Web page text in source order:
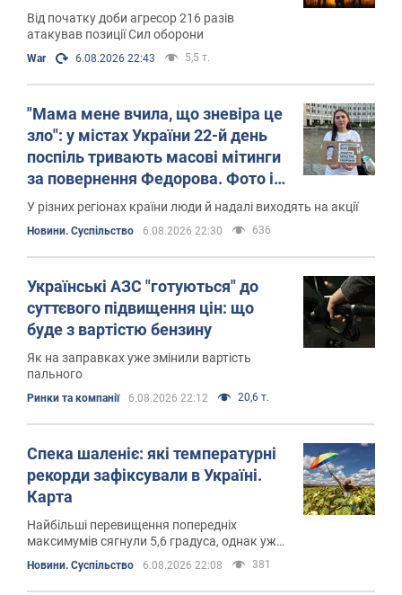
Від початку доби агресор 216 разів
атакував позиції Сил оборони
War 6.08.2026 22:43 5,5 т.
"Мама мене вчила, що зневіра це
зло": у містах України 22-й день
поспіль тривають масові мітинги
за повернення Федорова. Фото і
відео
У різних регіонах країни люди й надалі виходять на акції
Новини. Суспільство 6.08.2026 22:30 636
Українські АЗС "готуються" до
суттєвого підвищення цін: що
буде з вартістю бензину
Як на заправках уже змінили вартість
пального
Ринки та компанії 6.08.2026 22:12 20,6 т.
Спека шаленіє: які температурні
рекорди зафіксували в Україні.
Карта
Найбільші перевищення попередніх
максимумів сягнули 5,6 градуса, однак уже
з 7 серпня в частині регіонів очікують
поступове послаблення спеки
Новини. Суспільство 6.08.2026 22:08 381